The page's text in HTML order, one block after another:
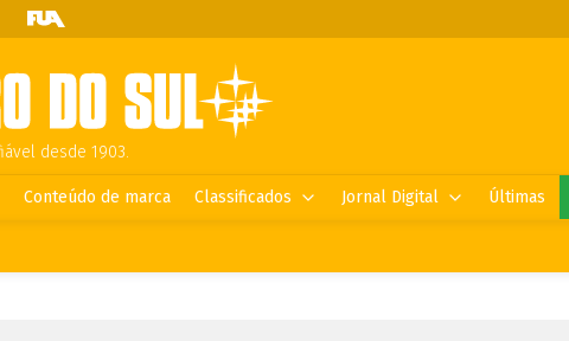
desde 1903.
Conteúdo de marca Classificados Jornal Digital Últimas